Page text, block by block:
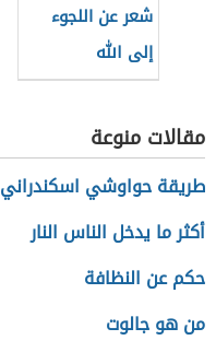
شعر عن اللجوء
إلى الله
مقالات منوعة
طريقة حواوشي اسكندراني
أكثر ما يدخل الناس النار
حكم عن النظافة
من هو جالوت